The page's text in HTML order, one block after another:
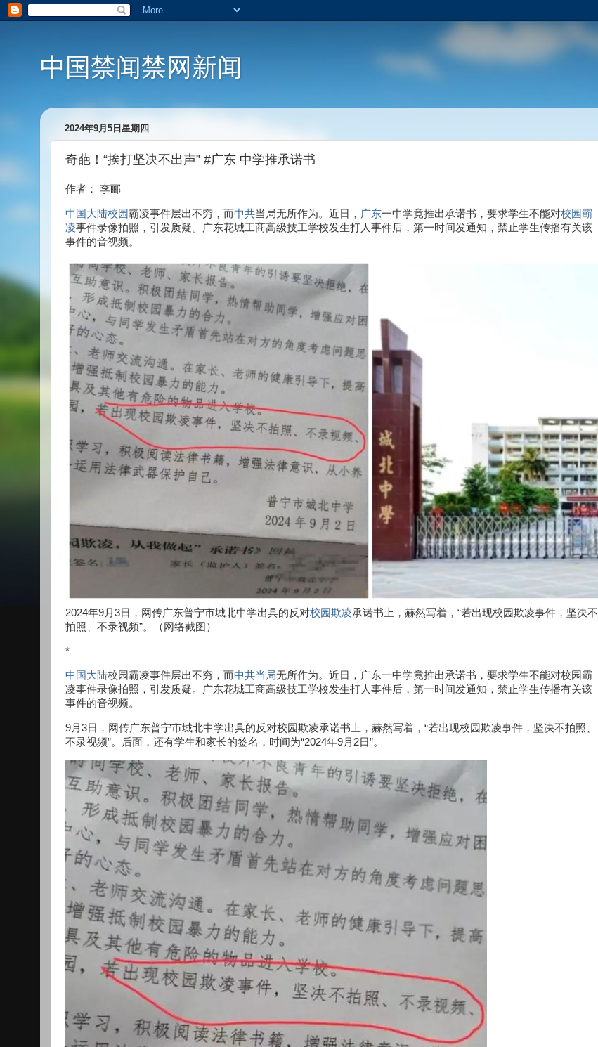
中国禁闻禁网新闻
2024年9月5日星期四
奇葩！“挨打坚决不出声” #广东 中学推承诺书
作者： 李郦
中国 大陆校园 霸凌事件层出不穷，而中共当局无所作为。近日， 广东一中学竟推出承诺书，要求学生不能对校园霸
凌事件录像拍照，引发质疑。广东花城工商高级技工学校发生打人事件后，第一时间发通知，禁止学生传播有关该
事件的音视频。
2024年9月3日，网传广东普宁市城北中学出具的反对校园欺凌承诺书上，赫然写着，“若出现校园欺凌事件，坚决不
拍照、不录视频”。（网络截图）
*
中国 大陆校园霸凌事件层出不穷，而中共当局无所作为。近日，广东一中学竟推出承诺书，要求学生不能对校园霸
凌事件录像拍照，引发质疑。广东花城工商高级技工学校发生打人事件后，第一时间发通知，禁止学生传播有关该
事件的音视频。
9月3日，网传广东普宁市城北中学出具的反对校园欺凌承诺书上，赫然写着，“若出现校园欺凌事件，坚决不拍照、
不录视频”。后面，还有学生和家长的签名，时间为“2024年9月2日”。